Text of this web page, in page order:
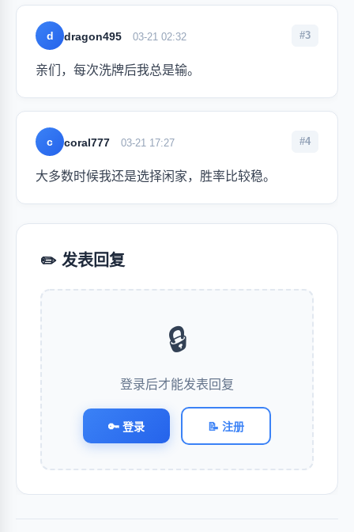
d dragon495 03-21 02:32 #3
亲们，每次洗牌后我总是输。
c coral777 03-21 17:27 #4
大多数时候我还是选择闲家，胜率比较稳。
✏️ 发表回复
🔒
登录后才能发表回复
🔑 登录 📝 注册